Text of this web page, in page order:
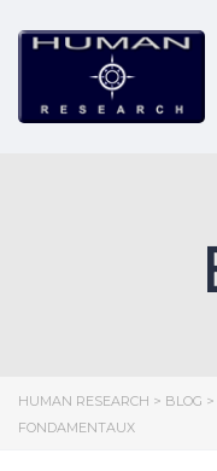
HUMAN RESEARCH > BLOG >
FONDAMENTAUX